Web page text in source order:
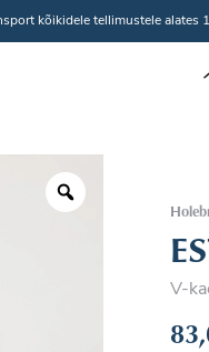
kõikidele tellimustele alates
V-